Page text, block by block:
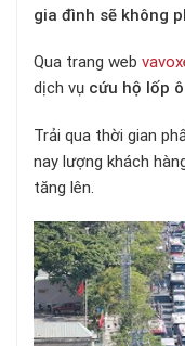
gia đình sẽ không
Qua trang web
dịch vụ cứu hộ lốp
Trải qua thời gian
nay lượng khách
tăng lên.